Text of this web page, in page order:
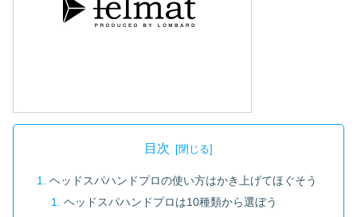
目次
ヘッドスパハンドプロの使い方はかき上げてほぐそう
ヘッドスパハンドプロは10種類から選ぼう